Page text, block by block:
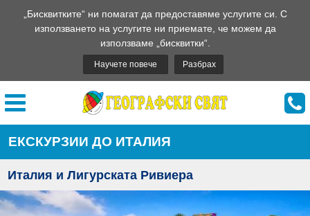
„Бисквитките“ ни помагат да предоставяме услугите си. С
използването на услугите ни приемате, че можем да
използваме „бисквитки“.
Научете повече Разбрах
ЕКСКУРЗИИ ДО ИТАЛИЯ
Италия и Лигурската Ривиера